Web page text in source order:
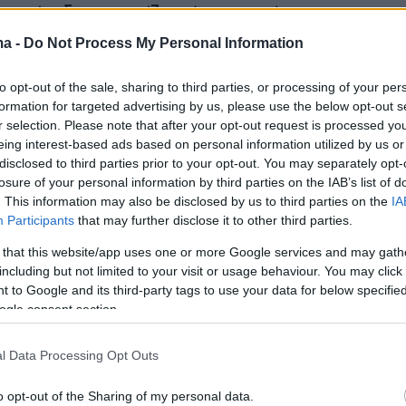
- Do Not Process My Personal Information
opt-out of the sale, sharing to third parties, or processing of your
for targeted advertising by us, please use the below opt-out
selection. Please note that after your opt-out request is processed
interest-based ads based on personal information utilized by us
to third parties prior to your opt-out. You may separately
of your personal information by third parties on the IAB’s list of
This information may also be disclosed by us to third parties on the
Participants that may further disclose it to other third parties.
that this website/app uses one or more Google services and may
but not limited to your visit or usage behaviour. You may
to Google and its third-party tags to use your data for below
consent section.
Data Processing Opt Outs
opt-out of the Sharing of my personal data.
ότι δεν γνωρίζει εάν σκοπεύει να
μια τέτοια κίνηση. Παράλληλα, εξέφρασε την
«πάνω από τα πρόσωπα είναι η παράταξη».
είναι πάνω από τα πρόσωπα. Είναι η
Κωνσταντίνου Καραμανλή», ανέφερε
ο κ. Γεωργιάδης, δίνοντας έμφαση στην
διαχρονική πορεία του κόμματος.
σχολίασε επίσης τις πολιτικές κινήσεις
Αλέξη Τσίπρα, αναφέροντας ότι
στρατηγική του.«Τον παραδέχομαι τον
προσχεδιάσει, τους ξεφλούδισε όλους σαν
αιχμές για τις εξελίξεις στον χώρο της